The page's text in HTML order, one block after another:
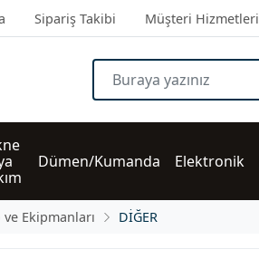
Sipariş Takibi Müşteri Hizmetleri
Dümen/Kumanda Elektronik
ve Ekipmanları DİĞER